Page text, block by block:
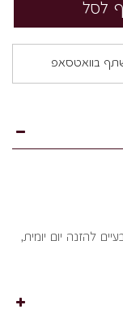
לסל
בוואטסאפ
להזנה יום יומית,